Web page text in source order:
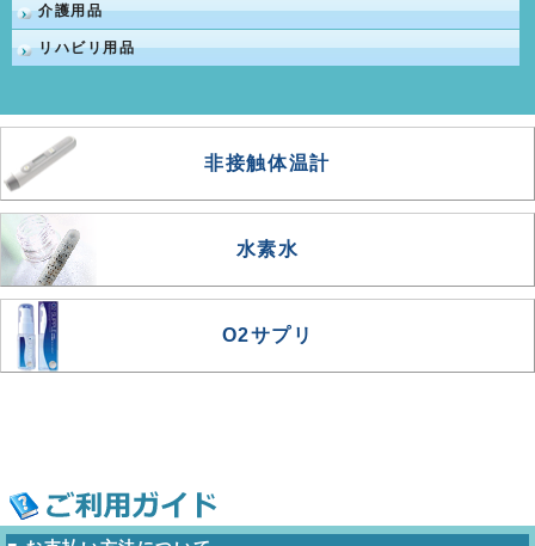
介護用品
リハビリ用品
非接触体温計
水素水
O2サプリ